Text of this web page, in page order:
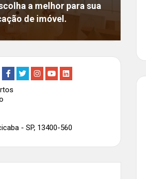
a melhor para sua
de imóvel.
- SP, 13400-560